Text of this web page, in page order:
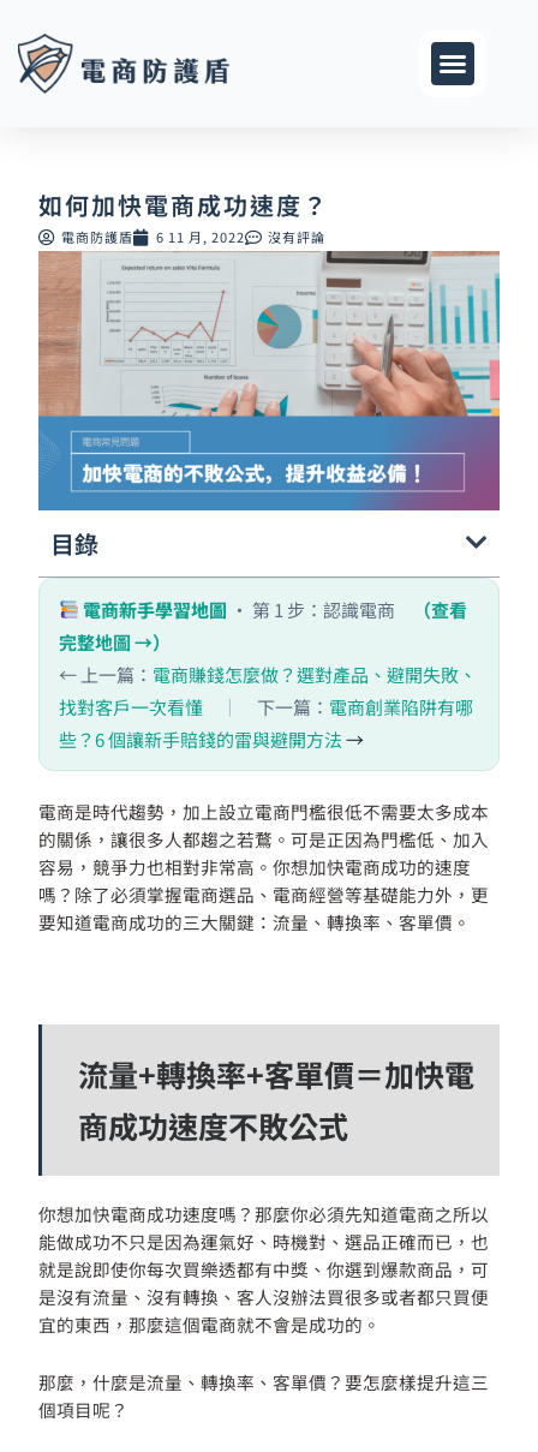
如何加快電商成功速度？
電商防護盾 6 11 月, 2022 沒有評論
目錄
電商新手學習地圖 · 第 1 步：認識電商
（查看
完整地圖 →）
← 上一篇： 電商賺錢怎麼做？選對產品、避開失敗、
找對客戶一次看懂 ｜ 下一篇： 電商創業陷阱有哪
些？6 個讓新手賠錢的雷與避開方法→
電商是時代趨勢，加上設立電商門檻很低不需要太多成本
的關係，讓很多人都趨之若鶩。可是正因為門檻低、加入
容易，競爭力也相對非常高。你想加快電商成功的速度
嗎？除了必須掌握電商選品、電商經營等基礎能力外，更
要知道電商成功的三大關鍵：流量、轉換率、客單價。
流量+轉換率+客單價＝加快電
商成功速度不敗公式
你想加快電商成功速度嗎？那麼你必須先知道電商之所以
能做成功不只是因為運氣好、時機對、選品正確而已，也
就是說即使你每次買樂透都有中獎、你選到爆款商品，可
是沒有流量、沒有轉換、客人沒辦法買很多或者都只買便
宜的東西，那麼這個電商就不會是成功的。
那麼，什麼是流量、轉換率、客單價？要怎麼樣提升這三
個項目呢？